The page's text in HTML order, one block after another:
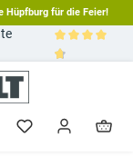
Hüpfburg für die Feier!